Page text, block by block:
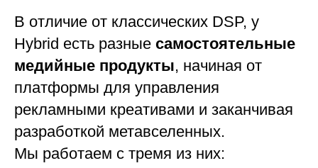
В отличие от классических DSP, у
Hybrid есть разные самостоятельные
медийные продукты, начиная от
платформы для управления
рекламными креативами и заканчивая
разработкой метавселенных.
Мы работаем с тремя из них: